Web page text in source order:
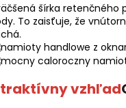
šírka retenčného
To zaisťuje, že
vzhľad